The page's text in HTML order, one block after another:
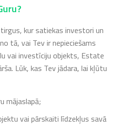
kur satiekas investori un
tā, vai Tev ir nepieciešams
vai investīciju objekts, Estate
Lūk, kas Tev jādara, lai kļūtu
mājaslapā;
vai pārskaiti līdzekļus savā